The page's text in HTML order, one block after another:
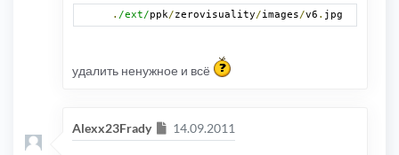
. /ext/ppk/zerovisuality/images/v6 . jpg
удалить ненужное и всё
Alexx23Frady Сообщение
14.09.2011